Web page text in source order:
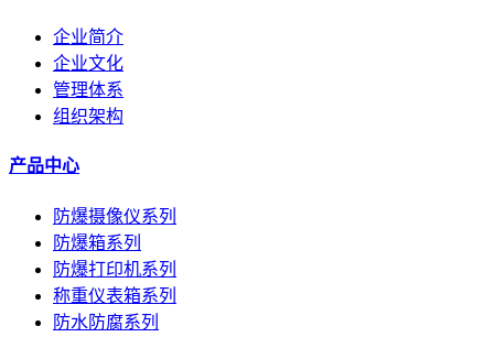
企业简介
企业文化
管理体系
组织架构
产品中心
防爆摄像仪系列
防爆箱系列
防爆打印机系列
称重仪表箱系列
防水防腐系列